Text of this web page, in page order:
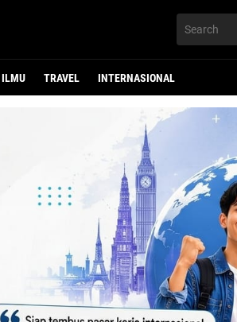
ILMU TRAVEL INTERNASIONAL